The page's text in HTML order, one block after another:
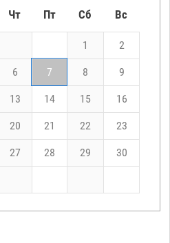
Чт Пт Сб Вс
1 2
6 7 8 9
13 14 15 16
20 21 22 23
27 28 29 30